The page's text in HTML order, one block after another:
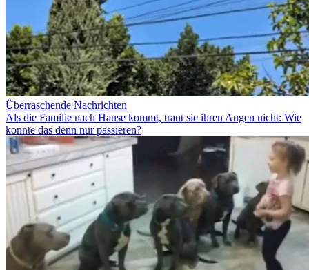
Überraschende Nachrichten
Als die Familie nach Hause kommt, traut sie ihren Augen nicht: Wie
konnte das denn nur passieren?